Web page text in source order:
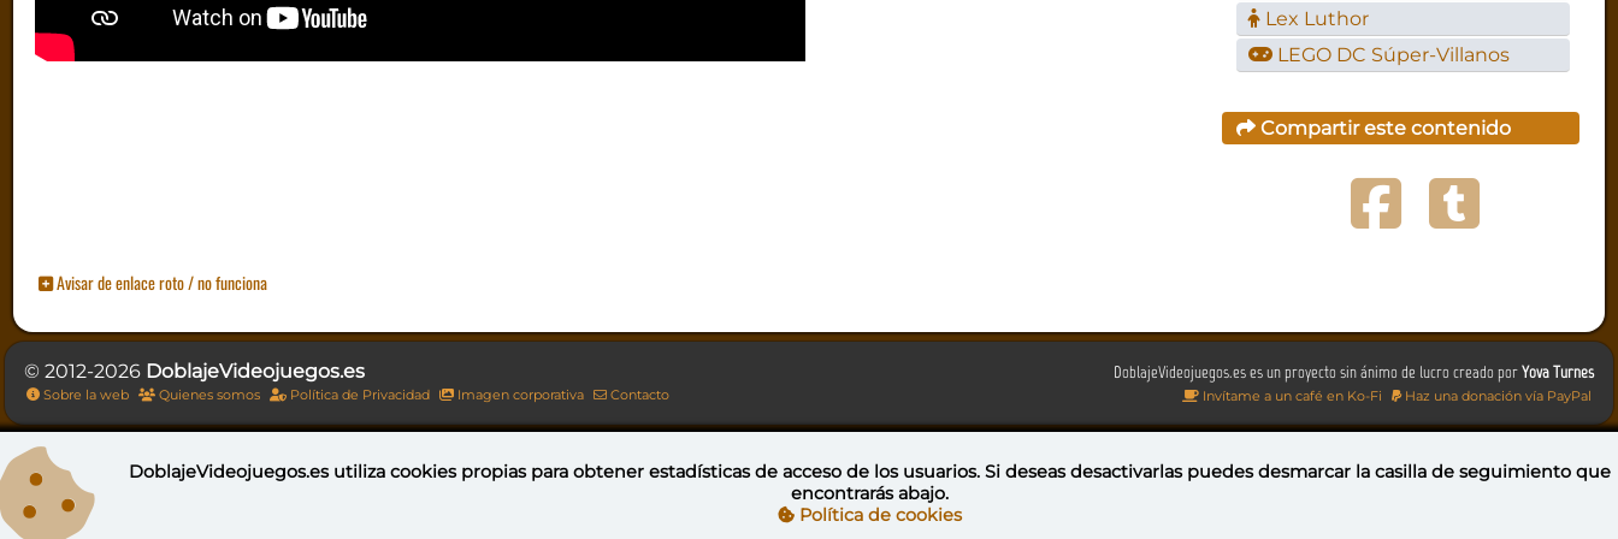
Lex Luthor
LEGO DC Súper-Villanos
Compartir este contenido
Avisar de enlace roto / no funciona
DoblajeVideojuegos.es es un proyecto sin ánimo de lucro creado porYova Turnes
Invítame a un café en Ko-Fi Haz una donación vía PayPal
© 2012-2026 DoblajeVideojuegos.es
Sobre la web Quienes somos Política de Privacidad Imagen corporativa Contacto
Esta obra está bajo una licencia de Creative Commons Reconocimiento-NoComercial-CompartirIgual 4.0 Internacional
DoblajeVideojuegos.es utilizacookies propiaspara obtener estadísticas de acceso de los usuarios. Si deseas desactivarlas puedesdesmarcar la casilla de seguimiento que
encontrarás abajo.
Política de cookies